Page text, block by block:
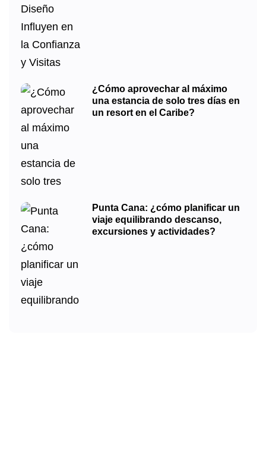
¿Cómo aprovechar al máximo
una estancia de solo tres días en
un resort en el Caribe?
Punta Cana: ¿cómo planificar un
viaje equilibrando descanso,
excursiones y actividades?